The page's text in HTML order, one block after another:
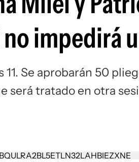
impedirá
11. Se aprobarán 50
será tratado en otra